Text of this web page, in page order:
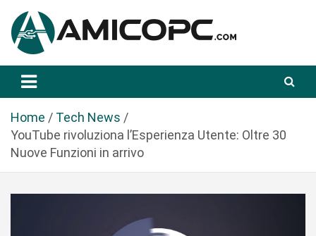
a
Amicopc.com
Home
Tech News
YouTube rivoluziona l’Esperienza Utente: Oltre 30
Nuove Funzioni in arrivo